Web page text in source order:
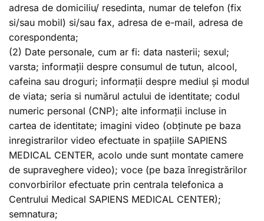
adresa de domiciliu/ resedinta, numar de telefon (fix
si/sau mobil) si/sau fax, adresa de e-mail, adresa de
corespondenta;
(2) Date personale, cum ar fi: data nasterii; sexul;
varsta; informații despre consumul de tutun, alcool,
cafeina sau droguri; informații despre mediul și modul
de viata; seria si numărul actului de identitate; codul
numeric personal (CNP); alte informații incluse in
cartea de identitate; imagini video (obținute pe baza
inregistrarilor video efectuate in spațiile SAPIENS
MEDICAL CENTER, acolo unde sunt montate camere
de supraveghere video); voce (pe baza înregistrărilor
convorbirilor efectuate prin centrala telefonica a
Centrului Medical SAPIENS MEDICAL CENTER);
semnatura;